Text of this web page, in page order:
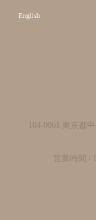
English
104-0061 東京
営業時間 /